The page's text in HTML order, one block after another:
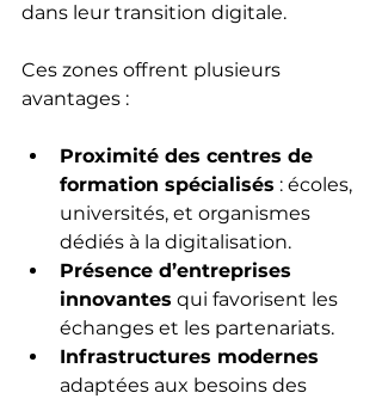
dans leur transition digitale.
Ces zones offrent plusieurs
avantages :
Proximité des centres de
formation spécialisés : écoles,
universités, et organismes
dédiés à la digitalisation.
Présence d’entreprises
innovantes qui favorisent les
échanges et les partenariats.
Infrastructures modernes
adaptées aux besoins des